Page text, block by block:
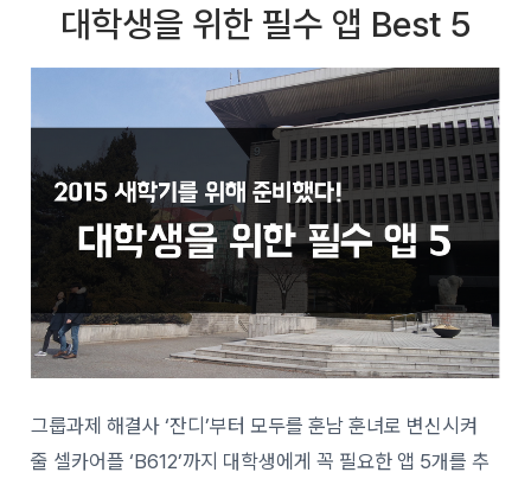
대학생을 위한 필수 앱 Best 5
그룹과제 해결사 ‘잔디’부터 모두를 훈남 훈녀로 변신시켜
줄 셀카어플 ‘B612’까지 대학생에게 꼭 필요한 앱 5개를 추